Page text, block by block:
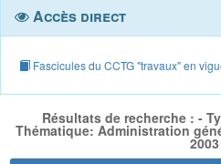
Accès direct
Fascicules du CCTG "travaux" en
Résultats de recherche : -
Thématique: Administration
2003